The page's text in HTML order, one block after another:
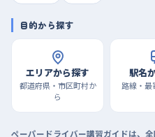
目的から探す
エリアから探す
都道府県・市区町村か
ら
駅名
路線・最
ペーパードライバー講習ガイドは、